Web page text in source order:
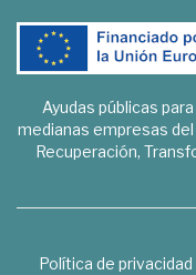
Ayudas públicas
medianas empresas
Recuperación,
Política de privacidad